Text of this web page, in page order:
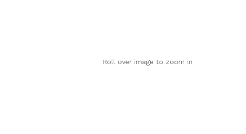
Roll over image to zoom in